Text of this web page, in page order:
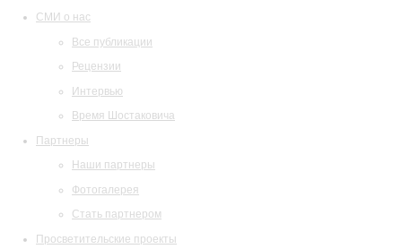
СМИ о нас
Все публикации
Рецензии
Интервью
Время Шостаковича
Партнеры
Наши партнеры
Фотогалерея
Стать партнером
Просветительские проекты